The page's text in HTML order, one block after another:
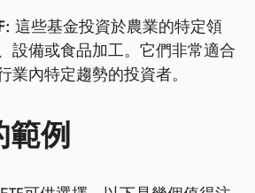
這些基金投資於農業的特定領
設備或食品加工。它們非常適合
業內特定趨勢的投資者。
範例